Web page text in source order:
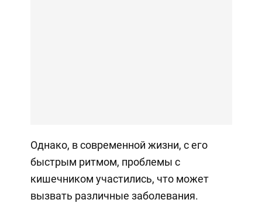
Однако, в современной жизни, с его
быстрым ритмом, проблемы с
кишечником участились, что может
вызвать различные заболевания.